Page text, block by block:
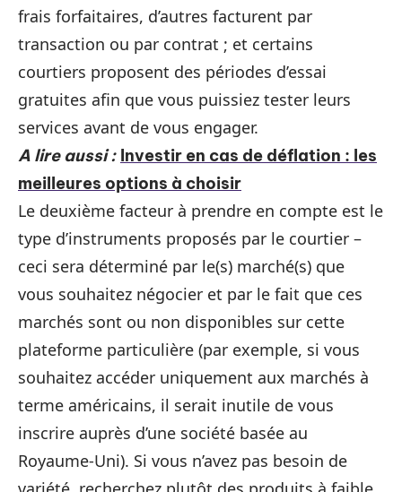
frais forfaitaires, d’autres facturent par
transaction ou par contrat ; et certains
courtiers proposent des périodes d’essai
gratuites afin que vous puissiez tester leurs
services avant de vous engager.
A lire aussi : Investir en cas de déflation : les
meilleures options à choisir
Le deuxième facteur à prendre en compte est le
type d’instruments proposés par le courtier –
ceci sera déterminé par le(s) marché(s) que
vous souhaitez négocier et par le fait que ces
marchés sont ou non disponibles sur cette
plateforme particulière (par exemple, si vous
souhaitez accéder uniquement aux marchés à
terme américains, il serait inutile de vous
inscrire auprès d’une société basée au
Royaume-Uni). Si vous n’avez pas besoin de